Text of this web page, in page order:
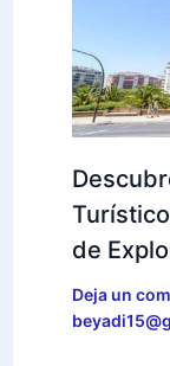
de
Deja un